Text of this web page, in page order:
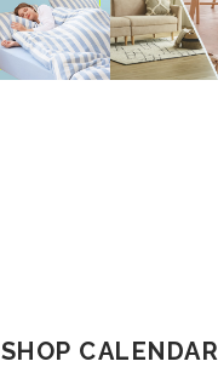
SHOP CALENDAR